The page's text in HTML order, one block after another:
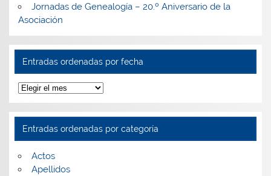
Jornadas de Genealogía – 20.º Aniversario de la
Asociación
Entradas ordenadas por fecha
Entradas
ordenadas
por
fecha
Entradas ordenadas por categoría
Actos
Apellidos